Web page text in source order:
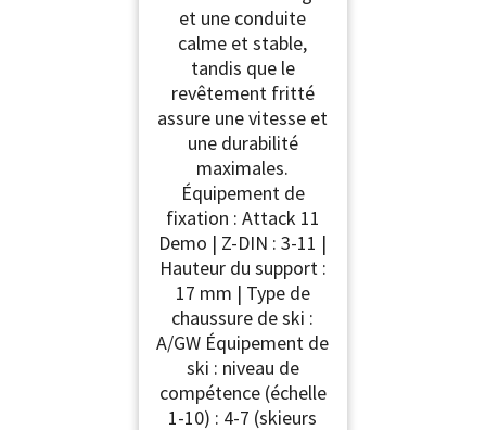
et une conduite
calme et stable,
tandis que le
revêtement fritté
assure une vitesse et
une durabilité
maximales.
Équipement de
fixation : Attack 11
Demo | Z-DIN : 3-11 |
Hauteur du support :
17 mm | Type de
chaussure de ski :
A/GW Équipement de
ski : niveau de
compétence (échelle
1-10) : 4-7 (skieurs